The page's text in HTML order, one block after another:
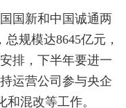
国新和中国诚通两
规模达8645亿元，
排，下半年要进一
运营公司参与央企
混改等工作。